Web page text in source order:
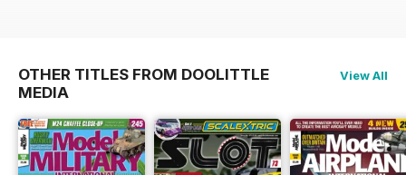
OTHER TITLES FROM DOOLITTLE
MEDIA
View All